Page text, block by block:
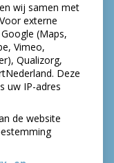
wij samen met
externe
(Maps,
Vimeo,
Qualizorg,
Deze
uw IP-adres
de website